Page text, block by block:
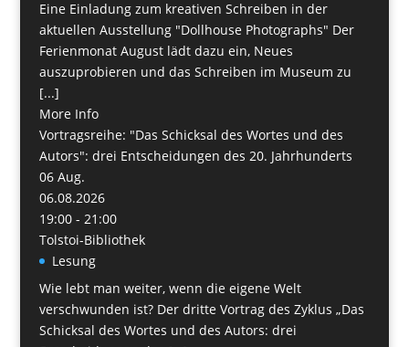
Eine Einladung zum kreativen Schreiben in der
aktuellen Ausstellung "Dollhouse Photographs" Der
Ferienmonat August lädt dazu ein, Neues
auszuprobieren und das Schreiben im Museum zu
[...]
More Info
Vortragsreihe: "Das Schicksal des Wortes und des
Autors": drei Entscheidungen des 20. Jahrhunderts
06 Aug.
06.08.2026
19:00 - 21:00
Tolstoi-Bibliothek
Lesung
Wie lebt man weiter, wenn die eigene Welt
verschwunden ist? Der dritte Vortrag des Zyklus „Das
Schicksal des Wortes und des Autors: drei